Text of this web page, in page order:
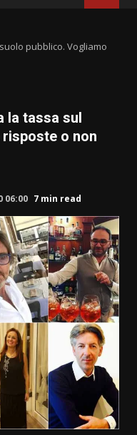
pubblico. Vogliamo
la tassa sul
o non
06:00 7 min read